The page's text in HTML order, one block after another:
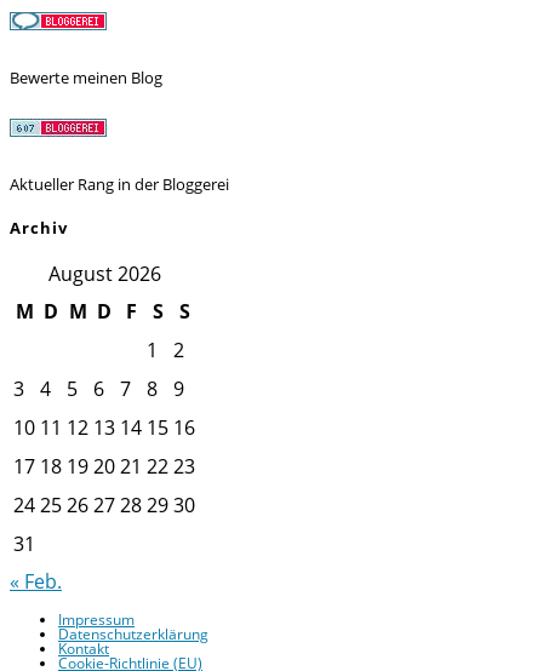
Bewerte meinen Blog
Aktueller Rang in der Bloggerei
Archiv
August 2026
M D M D F S
S
1
2
3 4 5 6 7 8 9
10 11 12 13 14 15 16
17 18 192021 2223
24252627282930
31
« Feb.
Impressum
Datenschutzerklärung
Kontakt
Cookie-Richtlinie (EU)